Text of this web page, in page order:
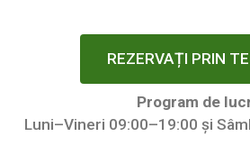
REZERVAȚI PRIN
Program de
Luni–Vineri 09:00–19:00 și